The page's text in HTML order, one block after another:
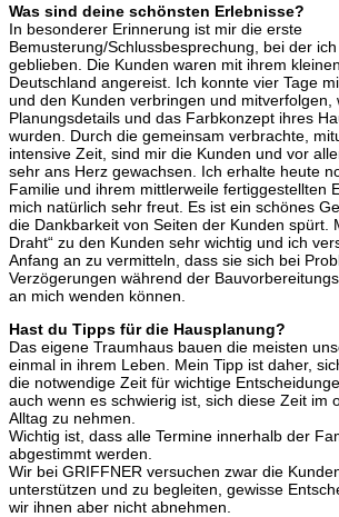
Was sind deine schönsten Erlebnisse?
In besonderer Erinnerung ist mir die erste
Bemusterung/Schlussbesprechung, bei der
geblieben. Die Kunden waren mit ihrem
Deutschland angereist. Ich konnte vier Tage
und den Kunden verbringen und mitverfolgen,
Planungsdetails und das Farbkonzept ihres
wurden. Durch die gemeinsam verbrachte,
intensive Zeit, sind mir die Kunden und vor
sehr ans Herz gewachsen. Ich erhalte heute
Familie und ihrem mittlerweile fertiggestellten
mich natürlich sehr freut. Es ist ein schönes
die Dankbarkeit von Seiten der Kunden spürt.
Draht“ zu den Kunden sehr wichtig und ich
Anfang an zu vermitteln, dass sie sich bei
Verzögerungen während der
an mich wenden können.
Hast du Tipps für die Hausplanung?
Das eigene Traumhaus bauen die meisten
einmal in ihrem Leben. Mein Tipp ist daher,
die notwendige Zeit für wichtige
auch wenn es schwierig ist, sich diese Zeit im
Alltag zu nehmen.
Wichtig ist, dass alle Termine innerhalb der
abgestimmt werden.
Wir bei GRIFFNER versuchen zwar die
unterstützen und zu begleiten, gewisse
wir ihnen aber nicht abnehmen.